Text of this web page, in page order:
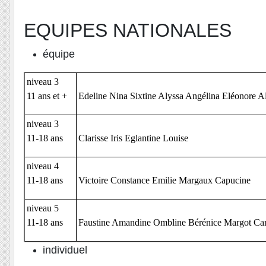
EQUIPES NATIONALES
équipe
niveau 3
11 ans et +
Edeline Nina Sixtine Alyssa Angélina Eléonore
niveau 3
11-18 ans
Clarisse Iris Eglantine Louise
niveau 4
11-18 ans
Victoire Constance Emilie Margaux Capucine
niveau 5
11-18 ans
Faustine Amandine Ombline Bérénice Margot
individuel